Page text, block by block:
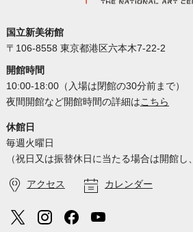
国立新美術館
〒106-8558 東京都港区六本木7-22-2
開館時間
10:00-18:00（入場は閉館の30分前まで）
夜間開館など開館時間の詳細はこちら
休館日
毎週火曜日
（祝日又は振替休日に当たる場合は開館し
アクセス カレンダー